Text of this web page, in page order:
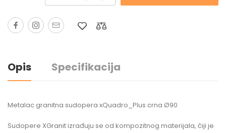
Opis Specifikacija
Metalac granitna sudopera xQuadro_Plus crna Ø90
Sudopere XGranit izrađuju se od kompozitnog materijala, čiji je